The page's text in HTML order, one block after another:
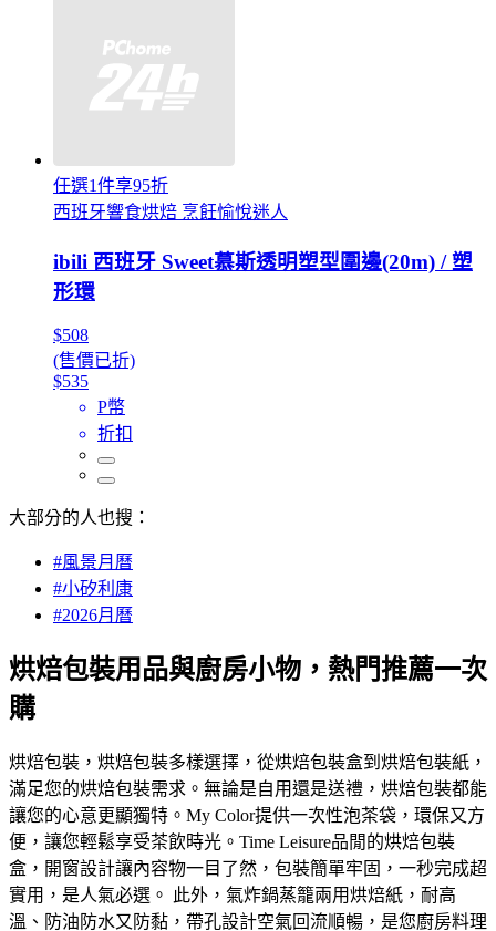
任選1件享95折
西班牙響食烘焙 烹飪愉悅迷人
ibili 西班牙 Sweet慕斯透明塑型圍邊(20m) / 塑
形環
$508
(售價已折)
$535
P幣
折扣
大部分的人也搜：
#風景月曆
#小矽利康
#2026月曆
烘焙包裝用品與廚房小物，熱門推薦一次
購
烘焙包裝，烘焙包裝多樣選擇，從烘焙包裝盒到烘焙包裝紙，
滿足您的烘焙包裝需求。無論是自用還是送禮，烘焙包裝都能
讓您的心意更顯獨特。My Color提供一次性泡茶袋，環保又方
便，讓您輕鬆享受茶飲時光。Time Leisure品閒的烘焙包裝
盒，開窗設計讓內容物一目了然，包裝簡單牢固，一秒完成超
實用，是人氣必選。 此外，氣炸鍋蒸籠兩用烘焙紙，耐高
溫、防油防水又防黏，帶孔設計空氣回流順暢，是您廚房料理